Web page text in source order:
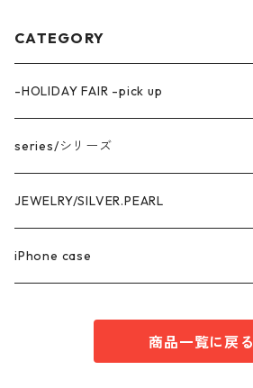
CATEGORY
-HOLIDAY FAIR -pick up
series/シリーズ
中空構造デザイン
marina series/マリーナシリーズ
getsumen series/月面シリーズ
MEDA series/メダシリーズ
JEWELRY/SILVER.PEARL
PIRCE & EARRNG
iPhone case
iPhone13 series
商品一覧に戻る